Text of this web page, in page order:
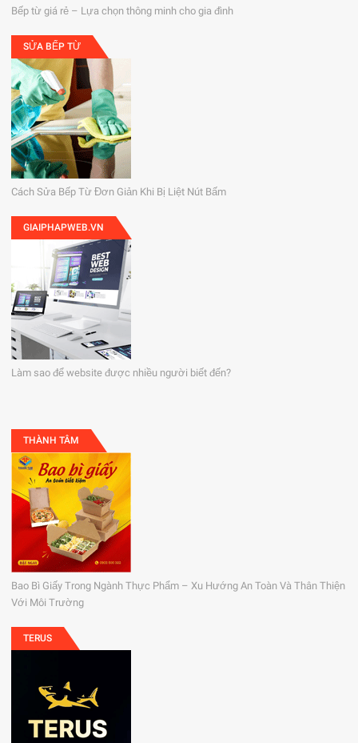
Bếp từ giá rẻ – Lựa chọn thông minh cho gia đình
SỬA BẾP TỪ
Cách Sửa Bếp Từ Đơn Giản Khi Bị Liệt Nút Bấm
GIAIPHAPWEB.VN
Làm sao để website được nhiều người biết đến?
THÀNH TÂM
Bao Bì Giấy Trong Ngành Thực Phẩm – Xu Hướng An Toàn Và Thân Thiện
Với Môi Trường
TERUS